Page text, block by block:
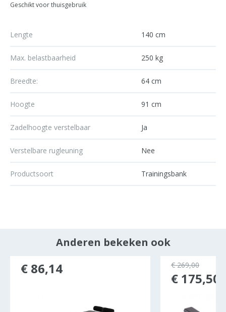
Geschikt voor thuisgebruik
Lengte 140 cm
Max. belastbaarheid 250 kg
Breedte: 64 cm
Hoogte 91 cm
Zadelhoogte verstelbaar Ja
Verstelbare rugleuning Nee
Productsoort Trainingsbank
Anderen bekeken ook
€ 86,14 € 269,00
€ 175,50